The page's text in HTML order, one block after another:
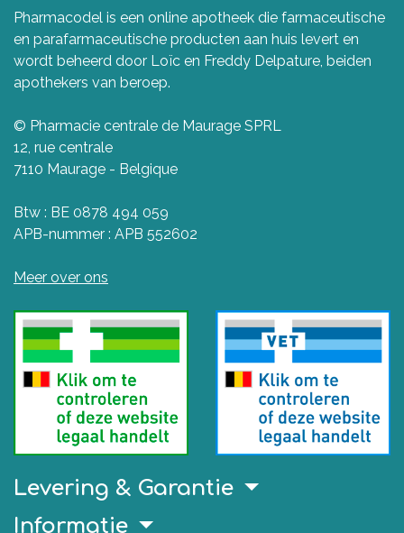
Pharmacodel is een online apotheek die farmaceutische
en parafarmaceutische producten aan huis levert en
wordt beheerd door Loïc en Freddy Delpature, beiden
apothekers van beroep.
© Pharmacie centrale de Maurage SPRL
12, rue centrale
7110 Maurage - Belgique
Btw : BE 0878 494 059
APB-nummer : APB 552602
Meer over ons
Levering & Garantie
Informatie